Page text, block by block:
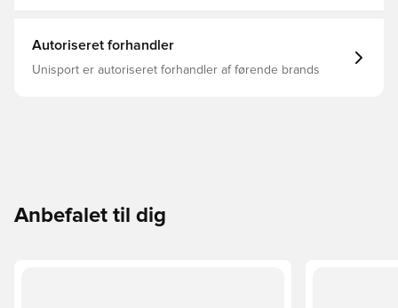
Autoriseret forhandler
Unisport er autoriseret forhandler af førende brands
Anbefalet til dig